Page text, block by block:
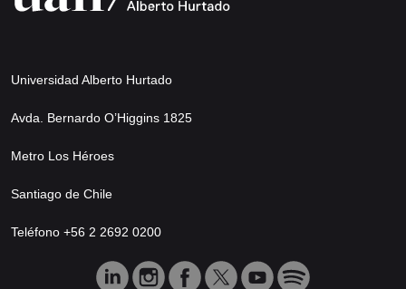
Universidad Alberto Hurtado
Avda. Bernardo O’Higgins 1825
Metro Los Héroes
Santiago de Chile
Teléfono +56 2 2692 0200